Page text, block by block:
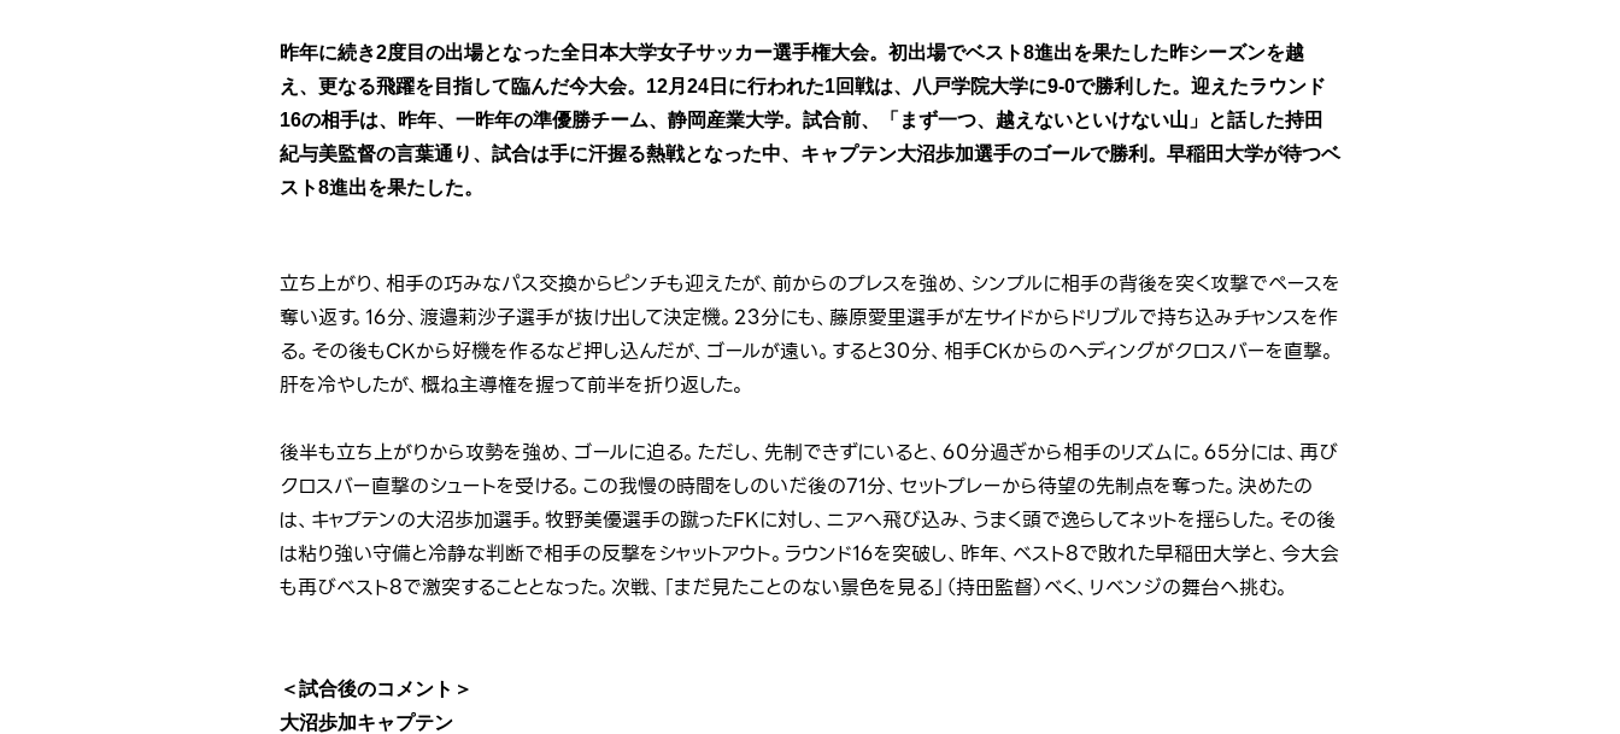
昨年に続き2度目の出場となった全日本大学女子サッカー選手権大会。初出場でベスト8進出を果たした昨シーズンを越
え、更なる飛躍を目指して臨んだ今大会。12月24日に行われた1回戦は、八戸学院大学に9-0で勝利した。迎えたラウンド
16の相手は、昨年、一昨年の準優勝チーム、静岡産業大学。試合前、「まず一つ、越えないといけない山」と話した持田
紀与美監督の言葉通り、試合は手に汗握る熱戦となった中、キャプテン大沼歩加選手のゴールで勝利。早稲田大学が待つベ
スト8進出を果たした。
立ち上がり、相手の巧みなパス交換からピンチも迎えたが、前からのプレスを強め、シンプルに相手の背後を突く攻撃でペースを
奪い返す。16分、渡邉莉沙子選手が抜け出して決定機。23分にも、藤原愛里選手が左サイドからドリブルで持ち込みチャンスを作
る。その後もCKから好機を作るなど押し込んだが、ゴールが遠い。すると30分、相手CKからのヘディングがクロスバーを直撃。
肝を冷やしたが、概ね主導権を握って前半を折り返した。
後半も立ち上がりから攻勢を強め、ゴールに迫る。ただし、先制できずにいると、60分過ぎから相手のリズムに。65分には、再び
クロスバー直撃のシュートを受ける。この我慢の時間をしのいだ後の71分、セットプレーから待望の先制点を奪った。決めたの
は、キャプテンの大沼歩加選手。牧野美優選手の蹴ったFKに対し、ニアへ飛び込み、うまく頭で逸らしてネットを揺らした。その後
は粘り強い守備と冷静な判断で相手の反撃をシャットアウト。ラウンド16を突破し、昨年、ベスト8で敗れた早稲田大学と、今大会
も再びベスト8で激突することとなった。次戦、「まだ見たことのない景色を見る」（持田監督）べく、リベンジの舞台へ挑む。
＜試合後のコメント＞
大沼歩加キャプテン